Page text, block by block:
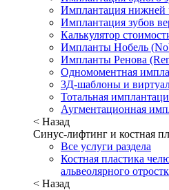
Имплантация нижней
Имплантация зубов
Калькулятор
Импланты Нобель
Импланты Ренова
Одномоментная
3Д-шаблоны и
Тотальная
Аугментационная
< Назад
Синус-лифтинг и костная
Все услуги раздела
Костная пластика
альвеолярного
< Назад